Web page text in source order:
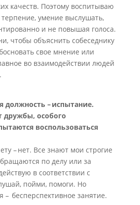
качеств. Поэтому воспитываю
умение выслушать,
и не повышая голоса.
чтобы объяснить собеседнику
свое мнение или
во взаимодействии людей
должность – испытание.
особого
воспользоваться
– нет. Все знают мои строгие
по делу или за
в соответствии с
пойми, помоги. Но
– бесперспективное занятие.